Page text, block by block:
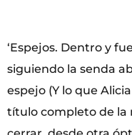
‘Espejos. Dentro y
siguiendo la senda
espejo (Y lo que
título completo de la